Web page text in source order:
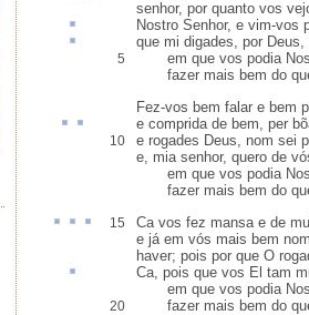
senhor, por quanto vos
Nostro Senhor, e vim-vos
que mi digades, por Deus,
5
em que vos podia
fazer mais bem do
Fez-vos bem falar e bem
e compridade bem, per
10
e rogades Deus, nom sei
e, mia senhor, quero de
em que vos podia
fazer mais bem do
15 Cavos fez mansae de
e já em vós mais bem
haver; pois por que O
Ca, pois que vos El tam
em que vos podia
20
fazer mais bem do